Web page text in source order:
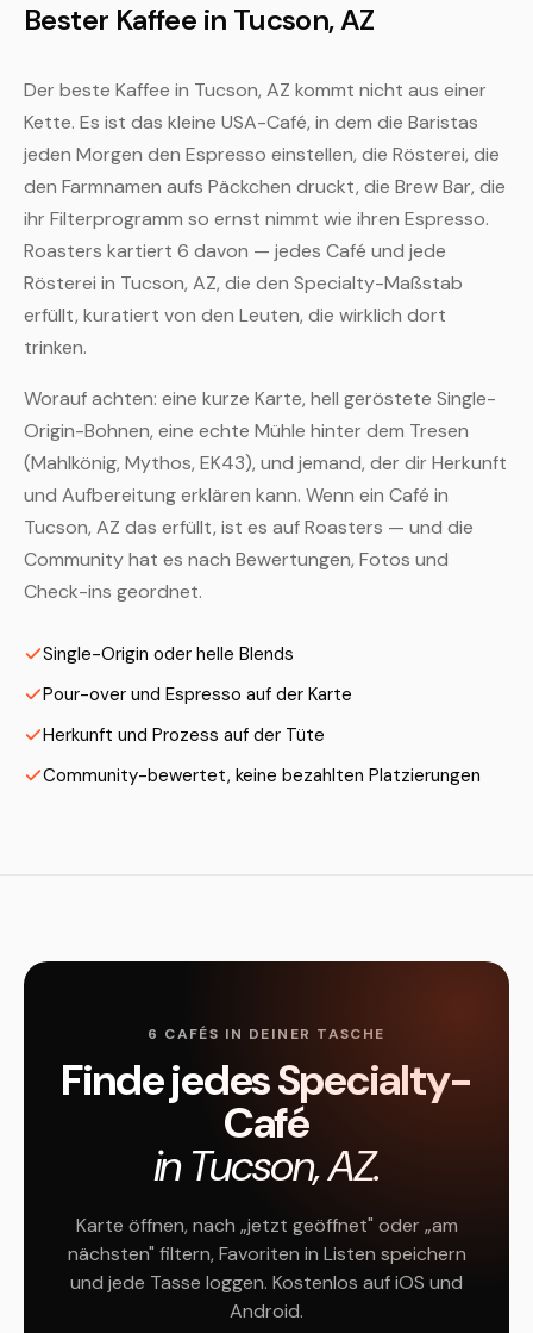
Bester Kaffee in Tucson, AZ
Der beste Kaffee in Tucson, AZ kommt nicht aus einer
Kette. Es ist das kleine USA-Café, in dem die Baristas
jeden Morgen den Espresso einstellen, die Rösterei, die
den Farmnamen aufs Päckchen druckt, die Brew Bar, die
ihr Filterprogramm so ernst nimmt wie ihren Espresso.
Roasters kartiert 6 davon — jedes Café und jede
Rösterei in Tucson, AZ, die den Specialty-Maßstab
erfüllt, kuratiert von den Leuten, die wirklich dort
trinken.
Worauf achten: eine kurze Karte, hell geröstete Single-
Origin-Bohnen, eine echte Mühle hinter dem Tresen
(Mahlkönig, Mythos, EK43), und jemand, der dir Herkunft
und Aufbereitung erklären kann. Wenn ein Café in
Tucson, AZ das erfüllt, ist es auf Roasters — und die
Community hat es nach Bewertungen, Fotos und
Check-ins geordnet.
Single-Origin oder helle Blends
Pour-over und Espresso auf der Karte
Herkunft und Prozess auf der Tüte
Community-bewertet, keine bezahlten Platzierungen
6 CAFÉS IN DEINER TASCHE
Finde jedes Specialty-
Café
in Tucson, AZ.
Karte öffnen, nach „jetzt geöffnet" oder „am
nächsten" filtern, Favoriten in Listen speichern
und jede Tasse loggen. Kostenlos auf iOS und
Android.